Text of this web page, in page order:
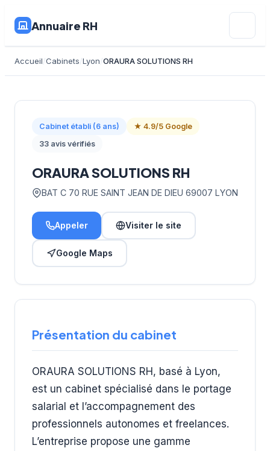
Annuaire RH
Accueil Cabinets Lyon ORAURA SOLUTIONS RH
Cabinet établi (6 ans)
★ 4.9/5 Google
33 avis vérifiés
ORAURA SOLUTIONS RH
BAT C 70 RUE SAINT JEAN DE DIEU 69007 LYON
Appeler Visiter le site
Google Maps
Présentation du cabinet
ORAURA SOLUTIONS RH, basé à Lyon,
est un cabinet spécialisé dans le portage
salarial et l’accompagnement des
professionnels autonomes et freelances.
L’entreprise propose une gamme